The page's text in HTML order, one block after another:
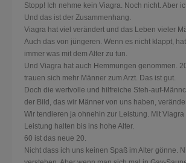
Stopp! Ich nehme kein Viagra. Noch nicht. Aber
Und das ist der Zusammenhang.
Viagra hat viel verändert und das Leben vieler
Auch das von jüngeren. Wenn es nicht klappt,
immer was mit dem Alter zu tun.
Und Viagra hat auch Hemmungen genommen.
trauen sich mehr Männer zum Arzt. Das ist gut.
Doch die wertvolle und hilfreiche Steh-auf-
der Bild, das wir Männer von uns haben,
Wir tendieren ja ohnehin zur Leistung. Mit
Leistung halten bis ins hohe Alter.
60 ist das neue 20.
Nicht dass ich uns keinen Spaß im Alter gönne.